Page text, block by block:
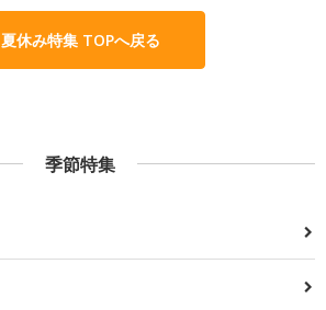
夏休み特集 TOPへ戻る
季節特集